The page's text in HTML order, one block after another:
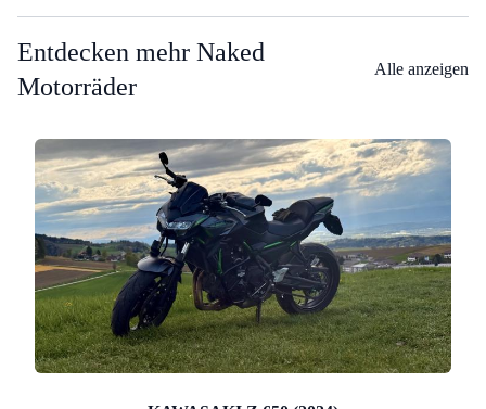
Entdecken mehr Naked
Motorräder
Alle anzeigen